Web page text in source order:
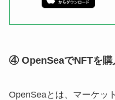
④ OpenSeaでNFTを購
OpenSeaとは、マーケッ